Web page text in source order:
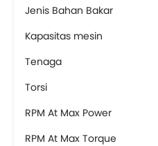
Jenis Bahan Bakar
Kapasitas mesin
Tenaga
Torsi
RPM At Max Power
RPM At Max Torque